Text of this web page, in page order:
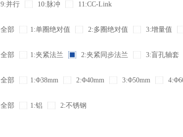
9:并行
10:脉冲 11:CC-Link
全部 1:单圈绝对值 2:多圈绝对值 3:增量值
全部 1:夹紧法兰 2:夹紧同步法兰 3:盲孔轴套
全部 1:Φ38mm 2:Φ40mm 3:Φ50mm
全部 1:铝 2:不锈钢